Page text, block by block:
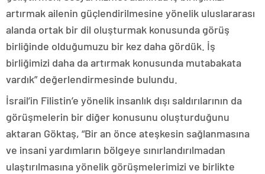
artırmak ailenin güçlendirilmesine yönelik uluslararası
alanda ortak bir dil oluşturmak konusunda görüş
birliğinde olduğumuzu bir kez daha gördük. İş
birliğimizi daha da artırmak konusunda mutabakata
vardık” değerlendirmesinde bulundu.
İsrail’in Filistin’e yönelik insanlık dışı saldırılarının da
görüşmelerin bir diğer konusunu oluşturduğunu
aktaran Göktaş, “Bir an önce ateşkesin sağlanmasına
ve insani yardımların bölgeye sınırlandırılmadan
ulaştırılmasına yönelik görüşmelerimizi ve birlikte